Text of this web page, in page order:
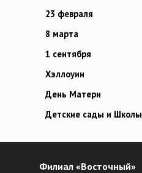
23 февраля
8 марта
1 сентября
Хэллоуин
День Матери
Детские сады и Школы
Филиал «Восточный»